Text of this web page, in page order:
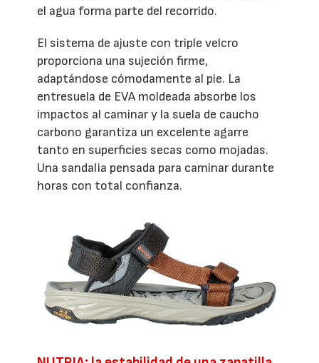
el agua forma parte del recorrido.
El sistema de ajuste con triple velcro
proporciona una sujeción firme,
adaptándose cómodamente al pie. La
entresuela de EVA moldeada absorbe los
impactos al caminar y la suela de caucho
carbono garantiza un excelente agarre
tanto en superficies secas como mojadas.
Una sandalia pensada para caminar durante
horas con total confianza.